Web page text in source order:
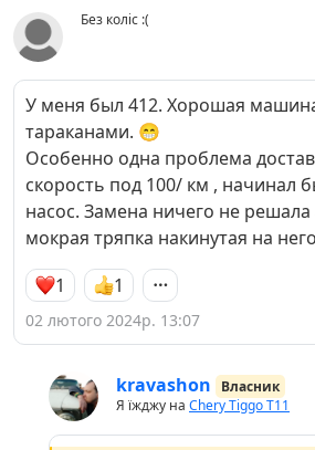
Без коліс :(
У меня был 412. Хорошая
тараканами. 😁
Особенно одна проблема
скорость под 100/ км , начинал
насос. Замена ничего не
мокрая тряпка накинутая на
1
1
02 лютого 2024р. 13:07
kravashon
Власник
Я їжджу на Chery Tiggo Т11